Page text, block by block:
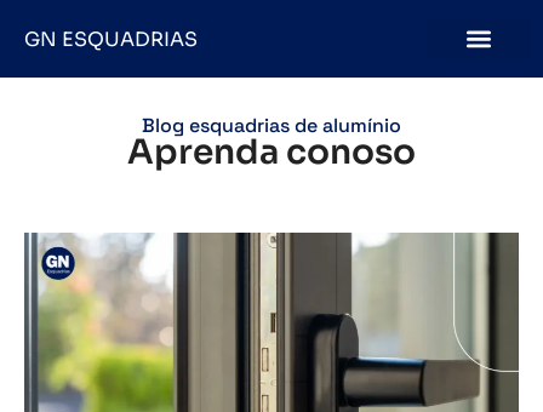
GN ESQUADRIAS
Blog esquadrias de alumínio
Aprenda conoso